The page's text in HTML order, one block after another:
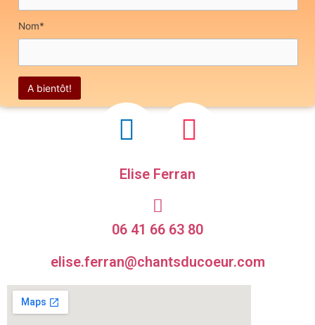
Nom*
F
a
c
b
o
o
I
n
s
a
g
r
Elise Ferran
06 41 66 63 80
elise.ferran@chantsducoeur.com